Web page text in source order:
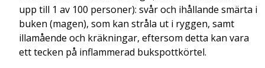
upp till 1 av 100 personer): svår och ihållande smärta i
buken (magen), som kan stråla ut i ryggen, samt
illamående och kräkningar, eftersom detta kan vara
ett tecken på inflammerad bukspottkörtel.